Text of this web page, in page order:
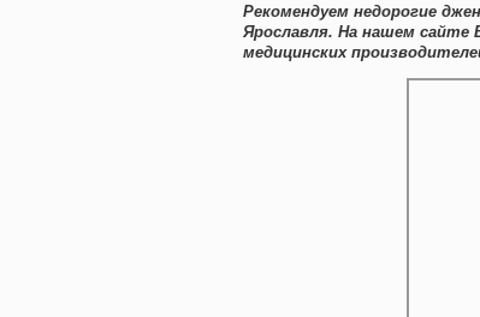
Рекомендуем недорогие
Ярославля. На нашем
медицинских